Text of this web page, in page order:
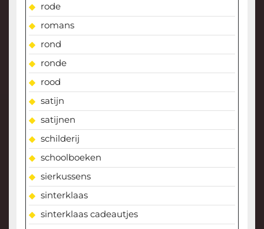
rode
romans
rond
ronde
rood
satijn
satijnen
schilderij
schoolboeken
sierkussens
sinterklaas
sinterklaas cadeautjes